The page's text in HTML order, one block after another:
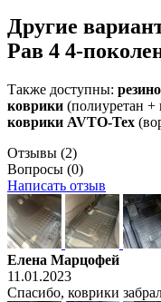
Другие
Рав 4 4-
Также доступны:
коврики (полиуретан
коврики AVTO-Tex
Отзывы (2)
Вопросы (0)
Написать отзыв
Елена Марцофей
11.01.2023
Спасибо, коврики